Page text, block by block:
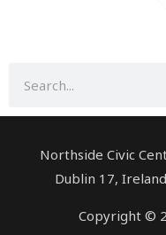
Northside Civic
Dublin 17,
Copyright ©